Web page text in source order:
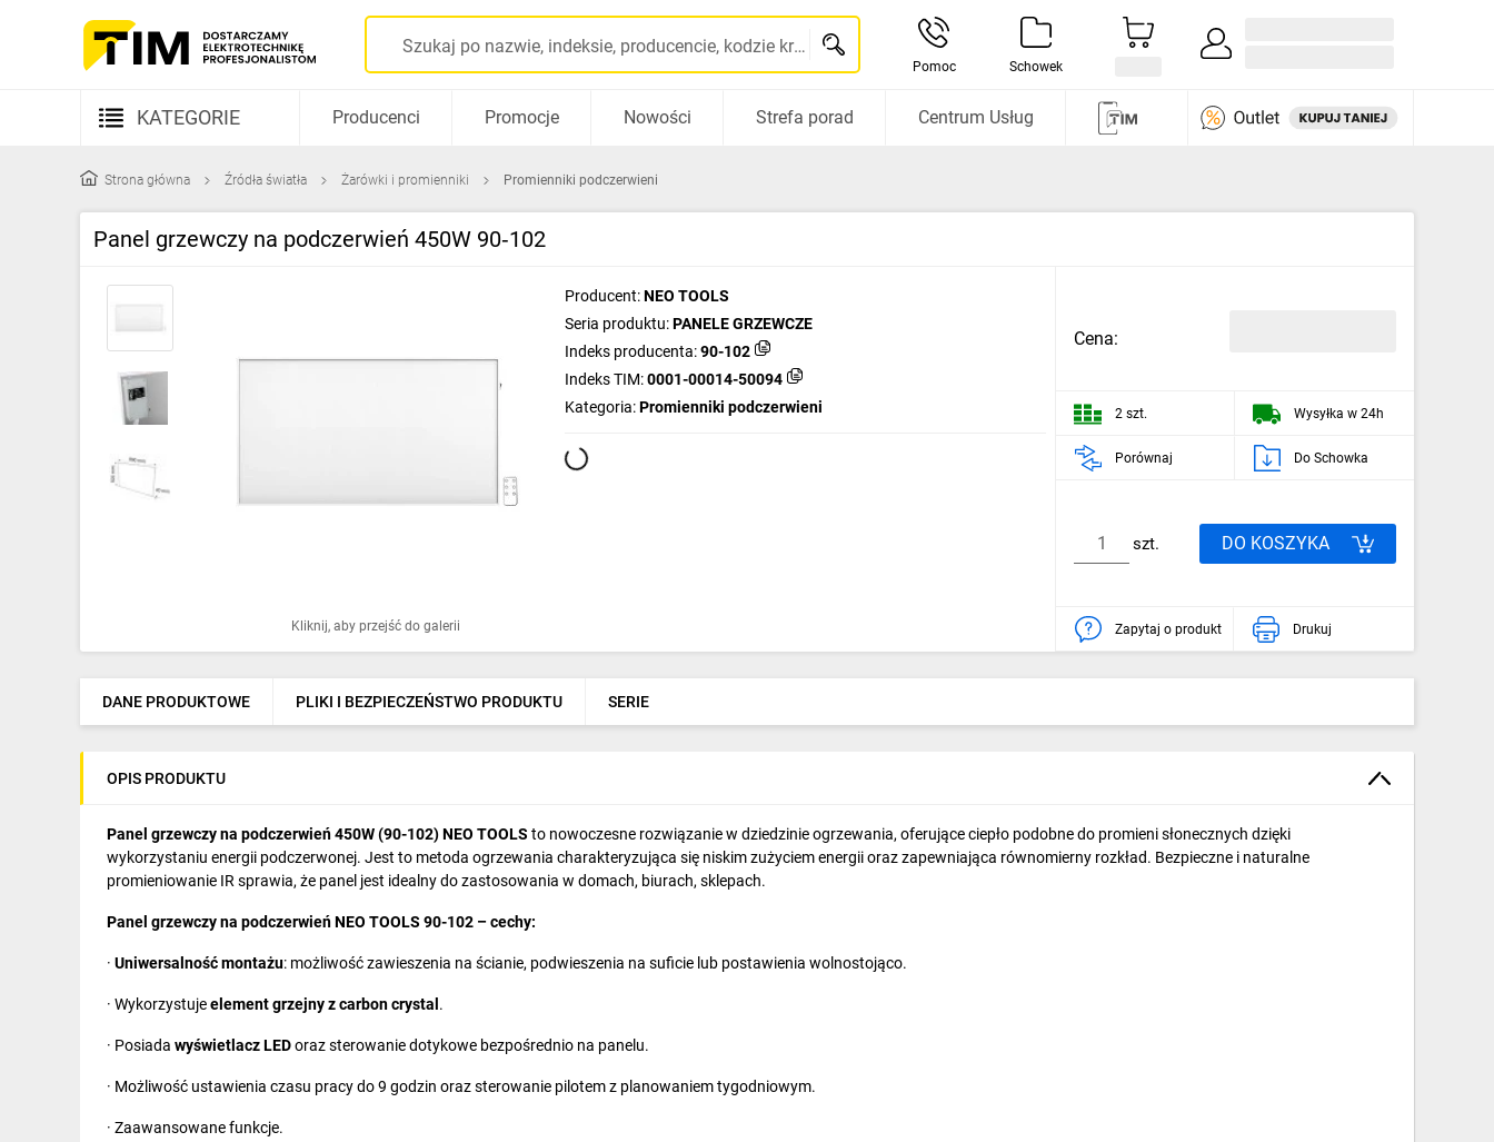
Szukaj po nazwie, indeksie, producencie, kodzie kreskowym...
Pomoc Schowek
KATEGORIE
Kable i przewody
Rozdzielnice i obudowy
Gniazda i łączniki
Oprawy oświetleniowe
Ogrzewanie
Elektronarzędzia i mierniki
Napędy elektryczne
Pneumatyka
Dom i ogród
Klimatyzacja
IT, GSM
Odzież ochronna i BHP
Producenci Promocje Nowości Strefa porad Centrum Usług
Strona główna Źródła światła Żarówki i promienniki Promienniki podczerwieni
Panel grzewczy na podczerwień 450W 90‑102
Kliknij, aby przejść do galerii
Producent:NEO TOOLS
Seria produktu:PANELE GRZEWCZE
Indeks producenta:90-102
Indeks TIM:0001-00014-50094
Kategoria:Promienniki podczerwieni
Cena:
2 szt. Wysyłka w 24h
Porównaj Do Schowka
szt. DO KOSZYKA
Zapytaj o produkt Drukuj
DANE PRODUKTOWE PLIKI I BEZPIECZEŃSTWO PRODUKTU SERIE
OPIS PRODUKTU
Panel grzewczy na podczerwień 450W (90-102)NEO TOOLS to nowoczesne rozwiązanie w dziedzinie ogrzewania, oferujące ciepło podobne do promieni słonecznych dzięki
wykorzystaniu energii podczerwonej. Jest to metoda ogrzewania charakteryzująca się niskim zużyciem energii oraz zapewniająca równomierny rozkład. Bezpieczne i naturalne
promieniowanie IR sprawia, że panel jest idealny do zastosowania w domach, biurach, sklepach.
Panel grzewczy na podczerwień NEO TOOLS 90-102 – cechy:
· Uniwersalność montażu: możliwość zawieszenia na ścianie, podwieszenia na suficie lub postawienia wolnostojąco.
· Wykorzystujeelement grzejny z carbon crystal .
· Posiada wyświetlacz LEDoraz sterowanie dotykowe bezpośrednio na panelu.
· Możliwość ustawienia czasu pracy do 9 godzin oraz sterowanie pilotem z planowaniem tygodniowym.
· Zaawansowane funkcje.